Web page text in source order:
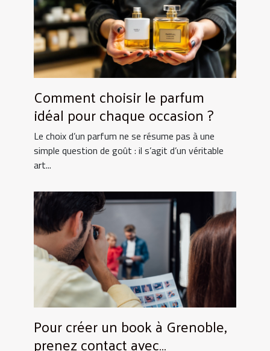
Comment choisir le parfum
idéal pour chaque occasion ?
Le choix d’un parfum ne se résume pas à une
simple question de goût : il s’agit d’un véritable
art...
Pour créer un book à Grenoble,
prenez contact avec